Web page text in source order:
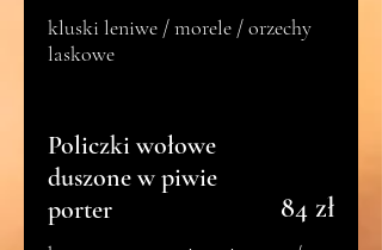
kluski leniwe / morele / orzechy
laskowe
Policzki wołowe
duszone w piwie
porter
84 zł